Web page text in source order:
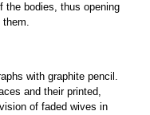
the bodies, thus opening
with graphite pencil.
and their printed,
of faded wives in